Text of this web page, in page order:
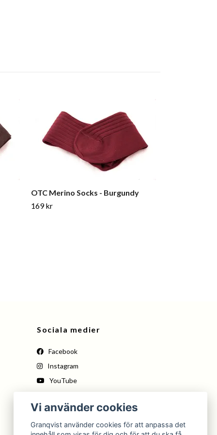
OTC Merino Socks - Burgundy
169 kr
Sociala medier
Facebook
Instagram
YouTube
Tiktok
Vi använder cookies
Granqvist använder cookies för att anpassa det